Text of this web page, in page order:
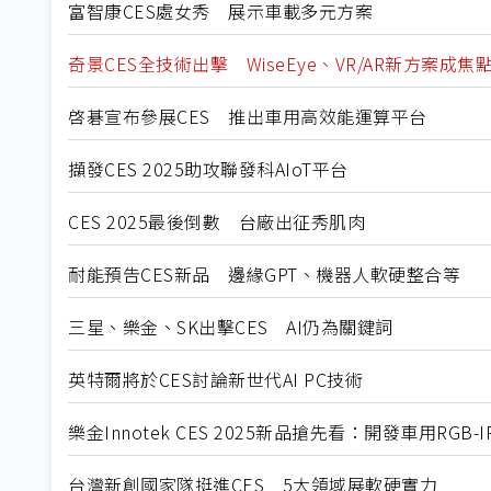
富智康CES處女秀 展示車載多元方案
奇景CES全技術出擊 WiseEye、VR/AR新方案成焦
啓碁宣布參展CES 推出車用高效能運算平台
擷發CES 2025助攻聯發科AIoT平台
CES 2025最後倒數 台廠出征秀肌肉
耐能預告CES新品 邊緣GPT、機器人軟硬整合等
三星、樂金、SK出擊CES AI仍為關鍵詞
英特爾將於CES討論新世代AI PC技術
樂金Innotek CES 2025新品搶先看：開發車用RGB-
台灣新創國家隊挺進CES 5大領域展軟硬實力